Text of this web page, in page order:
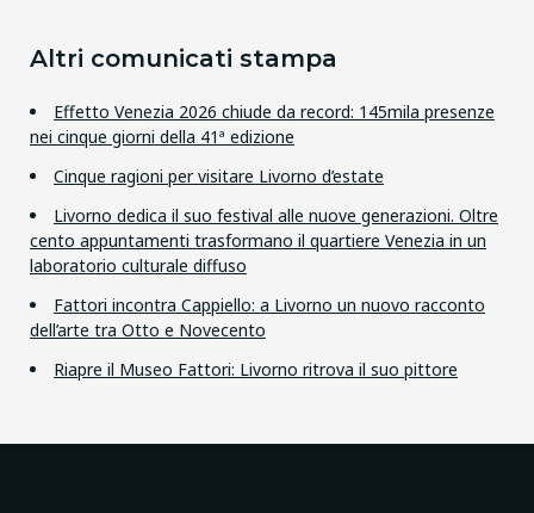
Altri comunicati stampa
Effetto Venezia 2026 chiude da record: 145mila presenze
nei cinque giorni della 41ª edizione
Cinque ragioni per visitare Livorno d’estate
Livorno dedica il suo festival alle nuove generazioni. Oltre
cento appuntamenti trasformano il quartiere Venezia in un
laboratorio culturale diffuso
Fattori incontra Cappiello: a Livorno un nuovo racconto
dell’arte tra Otto e Novecento
Riapre il Museo Fattori: Livorno ritrova il suo pittore